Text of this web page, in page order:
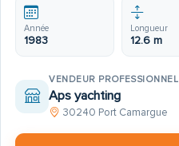
Année
1983
Longueur
12.6 m
VENDEUR PROFESSIONNEL
Aps yachting
30240 Port Camargue